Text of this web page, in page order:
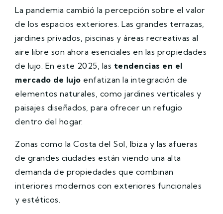
La pandemia cambió la percepción sobre el valor
de los espacios exteriores. Las grandes terrazas,
jardines privados, piscinas y áreas recreativas al
aire libre son ahora esenciales en las propiedades
de lujo. En este 2025, las tendencias en el
mercado de lujo enfatizan la integración de
elementos naturales, como jardines verticales y
paisajes diseñados, para ofrecer un refugio
dentro del hogar.
Zonas como la Costa del Sol, Ibiza y las afueras
de grandes ciudades están viendo una alta
demanda de propiedades que combinan
interiores modernos con exteriores funcionales
y estéticos.